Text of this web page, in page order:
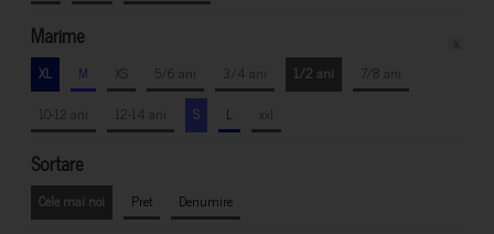
Marime
XL M XS 5/6 ani 3/4 ani 1/2 ani
7/8 ani
10-12 ani
12-14 ani S L xxl
Sortare
Cele mai noi Pret Denumire